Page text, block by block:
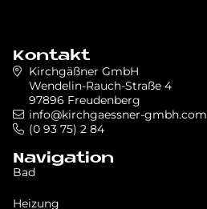
Kontakt
Kirchgäßner GmbH
Wendelin-Rauch-Straße 4
97896 Freudenberg
info@kirchgaessner-gmbh.com
(0 93 75) 2 84
Navigation
Bad
Heizung